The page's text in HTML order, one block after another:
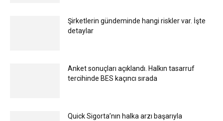
Şirketlerin gündeminde hangi riskler var. İşte
detaylar
Anket sonuçları açıklandı. Halkın tasarruf
tercihinde BES kaçıncı sırada
Quick Sigorta’nın halka arzı başarıyla